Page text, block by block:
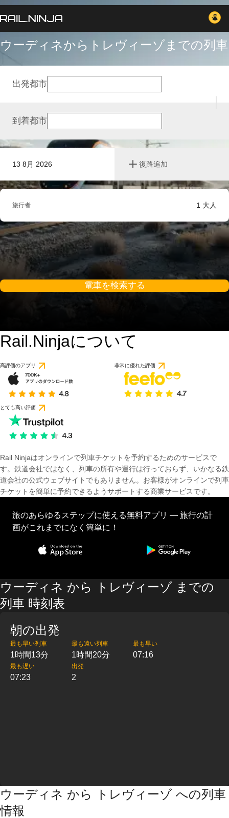
ウーディネからトレヴィーゾまでの列車
13 8月 2026 復路追加
出発都市
到着都市
旅行者 1 大人
電車を検索する
Rail.Ninjaについて
高評価のアプリ 非常に優れた評価
とても高い評価
Rail Ninjaはオンラインで列車チケットを予約するためのサービスで
す。鉄道会社ではなく、列車の所有や運行は行っておらず、いかなる鉄
道会社の公式ウェブサイトでもありません。お客様がオンラインで列車
チケットを簡単に予約できるようサポートする商業サービスです。
旅のあらゆるステップに使える無料アプリ — 旅行の計
画がこれまでになく簡単に！
ウーディネ から トレヴィーゾ までの
列車 時刻表
朝の出発
最も早い列車
1時間13分
最も遠い列車
1時間20分
最も早い
07:16
最も遅い
07:23
出発
2
ウーディネ から トレヴィーゾ への列車
情報